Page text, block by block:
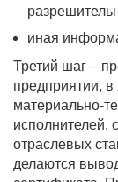
иная
Третий шаг –
предприятии, в
материально-
исполнителей,
отраслевых
делаются